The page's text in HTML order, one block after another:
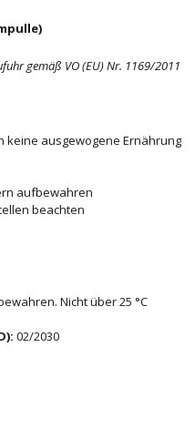
gemäß VO (EU) Nr. 1169/2011
ausgewogene Ernährung
aufbewahren
beachten
Nicht über 25 °C
02/2030